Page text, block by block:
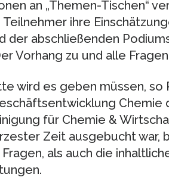
an „Themen-Tischen“
ihre
der abschließenden
Vorhang zu und alle
wird es geben müssen, so
Chemie
für Chemie &
Zeit ausgebucht war,
als auch die